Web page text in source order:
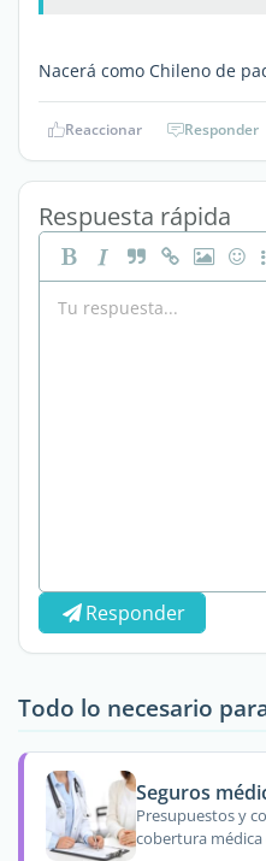
Nacerá como Chileno de
Reaccionar Responder
Respuesta rápida
Responder
Todo lo necesario
Seguros
Presupuestos y
cobertura médica